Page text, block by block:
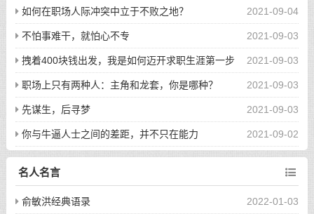
2021-09-04
如何在职场人际冲突中立于不败之地？
2021-09-03
不怕事难干，就怕心不专
2021-09-03
拽着400块钱出发，我是如何迈开求职生涯第一步
的 2021-09-03
职场上只有两种人：主角和龙套，你是哪种？
2021-09-03
先谋生，后寻梦
2021-09-02
你与牛逼人士之间的差距，并不只在能力
名人名言
2022-01-03
俞敏洪经典语录